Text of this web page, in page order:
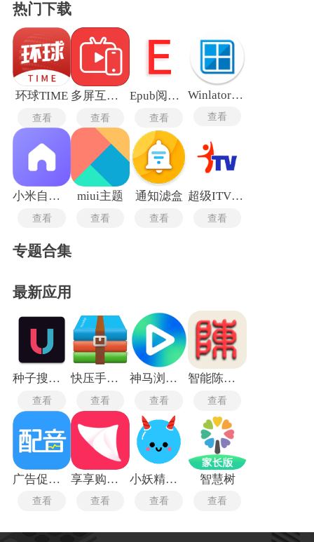
热门下载
环球TIME
查看
多屏互动电视TV版
查看
Epub阅读器
查看
Winlator10.12
查看
小米自由桌面稳定版
查看
miui主题
查看
通知滤盒
查看
超级ITV最新版
查看
专题合集
最新应用
种子搜索神器5.0
查看
快压手机版
查看
神马浏览器电视版
查看
智能陈桥五笔最新版
查看
广告促销配音
查看
享享购商城
查看
小妖精美化旧版本
查看
智慧树
查看